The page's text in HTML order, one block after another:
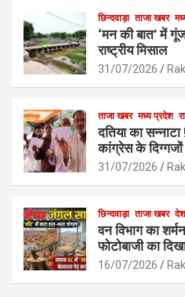
छिन्दवाड़ा ताजा खबर
‘मन की बात’ में
राष्ट्रीय मिसाल
31/07/2026
ताजा खबर मध्य प्रदेश
दतिया का
कांग्रेस के दिग्गजों
31/07/2026
छिन्दवाड़ा ताजा खबर देश
वन विभाग का
फोटोबाजी का
16/07/2026